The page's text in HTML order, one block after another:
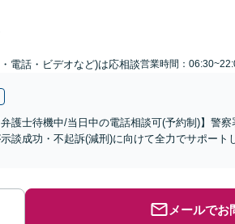
電話・ビデオなど)は応相談営業時間：
護士待機中/当日中の電話相談可(予約制)】警
談成功・不起訴(減刑)に向けて全力でサポート
メールでお